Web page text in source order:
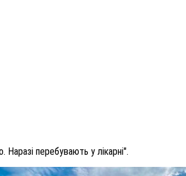
Наразі перебувають у лікарні".